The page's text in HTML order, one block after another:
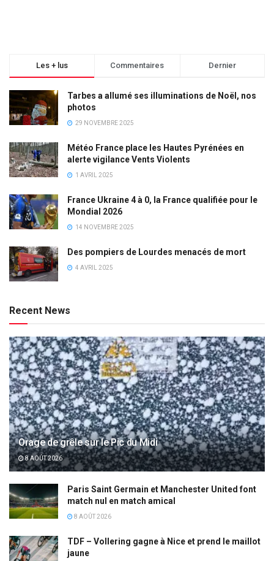
Les + lus Commentaires Dernier
Tarbes a allumé ses illuminations de Noël, nos
photos
29 NOVEMBRE 2025
Météo France place les Hautes Pyrénées en
alerte vigilance Vents Violents
1 AVRIL 2025
France Ukraine 4 à 0, la France qualifiée pour le
Mondial 2026
14 NOVEMBRE 2025
Des pompiers de Lourdes menacés de mort
4 AVRIL 2025
Recent News
Orage de grêle sur le Pic du Midi
8 AOÛT 2026
Paris Saint Germain et Manchester United font
match nul en match amical
8 AOÛT 2026
TDF – Vollering gagne à Nice et prend le maillot
jaune